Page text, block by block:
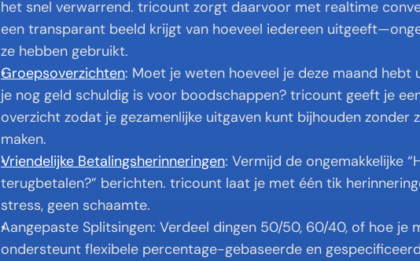
het snel verwarrend. tricount zorgt daarvoor met realtime
een transparant beeld krijgt van hoeveel iedereen
ze hebben gebruikt.
Groepsoverzichten: Moet je weten hoeveel je deze maand hebt
je nog geld schuldig is voor boodschappen? tricount geeft je
overzicht zodat je gezamenlijke uitgaven kunt bijhouden zonder
maken.
Vriendelijke Betalingsherinneringen: Vermijd de ongemakkelijke
terugbetalen?” berichten. tricount laat je met één tik
stress, geen schaamte.
Aangepaste Splitsingen: Verdeel dingen 50/50, 60/40, of hoe je
ondersteunt flexibele percentage-gebaseerde en